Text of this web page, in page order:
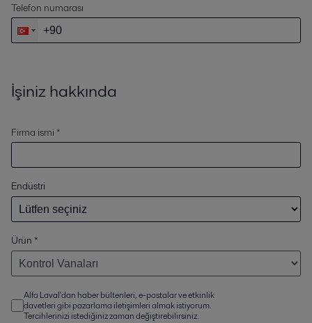
Telefon numarası
İşiniz hakkında
Firma ismi *
Endüstri
Ürün *
Alfa Laval'dan haber bültenleri, e-postalar ve etkinlik
davetleri gibi pazarlama iletişimleri almak istiyorum.
Tercihlerinizi istediğiniz zaman değiştirebilirsiniz.